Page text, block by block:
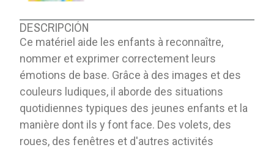
DESCRIPCIÓN
Ce matériel aide les enfants à reconnaître,
nommer et exprimer correctement leurs
émotions de base. Grâce à des images et des
couleurs ludiques, il aborde des situations
quotidiennes typiques des jeunes enfants et la
manière dont ils y font face. Des volets, des
roues, des fenêtres et d'autres activités